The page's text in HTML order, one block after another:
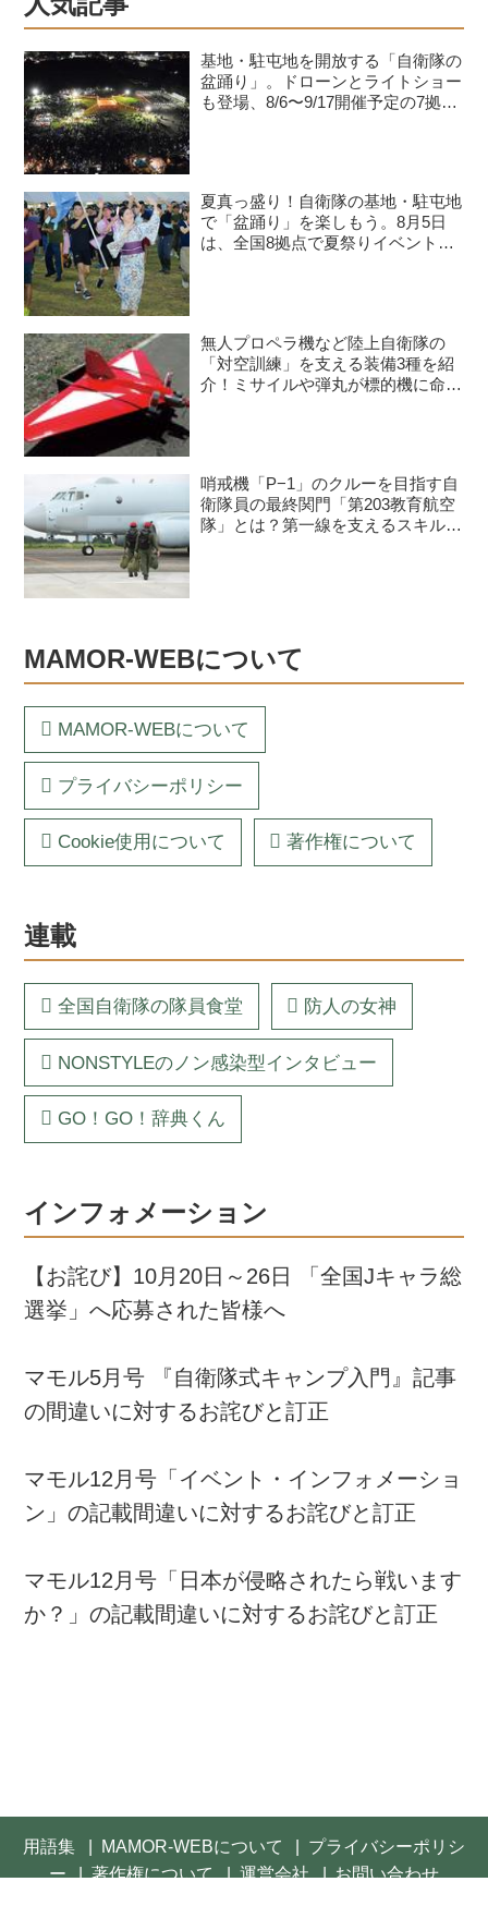
基地・駐屯地を開放する「自衛隊の
盆踊り」。ドローンとライトショー
も登場、8/6〜9/17開催予定の7拠点
夏真っ盛り！自衛隊の基地・駐屯地
で「盆踊り」を楽しもう。8月5日
は、全国8拠点で夏祭りイベントが
無人プロペラ機など陸上自衛隊の
「対空訓練」を支える装備3種を紹
介！ミサイルや弾丸が標的機に命中
哨戒機「P−1」のクルーを目指す自
衛隊員の最終関門「第203教育航空
隊」とは？第一線を支えるスキルを
MAMOR-WEBについて
MAMOR-WEBについて
プライバシーポリシー
Cookie使用について 著作権について
連載
全国自衛隊の隊員食堂 防人の女神
NONSTYLEのノン感染型インタビュー
GO！GO！辞典くん
インフォメーション
【お詫び】10月20日～26日 「全国Jキャラ総
選挙」へ応募された皆様へ
マモル5月号 『自衛隊式キャンプ入門』記事
の間違いに対するお詫びと訂正
マモル12月号「イベント・インフォメーショ
ン」の記載間違いに対するお詫びと訂正
マモル12月号「日本が侵略されたら戦います
か？」の記載間違いに対するお詫びと訂正
用語集 MAMOR-WEBについて
プライバシーポリシ
ー
著作権について 運営会社
お問い合わせ